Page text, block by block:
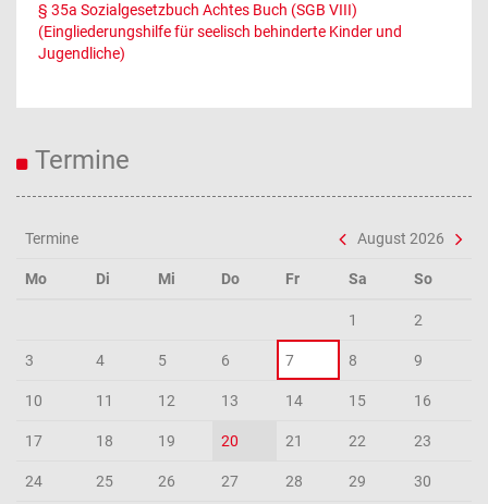
§ 35a Sozialgesetzbuch Achtes Buch (SGB VIII)
(Eingliederungshilfe für seelisch behinderte Kinder und
Jugendliche)
Termine
Termine August 2026
Mo Di Mi Do Fr Sa So
1 2
3 4 5 6 7 8 9
10 11 12 13 14 15 16
17 18 19 20 21 22 23
24 25 26 27 28 29 30